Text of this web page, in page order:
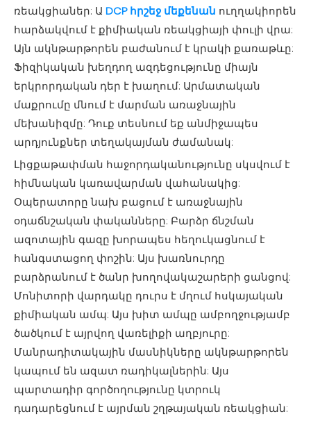
ռեակցիաներ: Ա DCP հրշեջ մեքենան ուղղակիորեն
հարձակվում է քիմիական ռեակցիայի փուլի վրա:
Այն ակնթարթորեն բաժանում է կրակի քառաթևը:
Ֆիզիկական խեղդող ազդեցությունը միայն
երկրորդական դեր է խաղում: Արմատական ​​
մաքրումը մնում է մարման առաջնային
մեխանիզմը: Դուք տեսնում եք անմիջապես
արդյունքներ տեղակայման ժամանակ:
Լիցքաթափման հաջորդականությունը սկսվում է
հիմնական կառավարման վահանակից:
Օպերատորը նախ բացում է առաջնային
օդաճնշական փականները: Բարձր ճնշման
ազոտային գազը խորապես հեղուկացնում է
հանգստացող փոշին: Այս խառնուրդը
բարձրանում է ծանր խողովակաշարերի ցանցով:
Մոնիտորի վարդակը դուրս է մղում հսկայական
քիմիական ամպ: Այս խիտ ամպը ամբողջությամբ
ծածկում է այրվող վառելիքի աղբյուրը:
Մանրադիտակային մասնիկները ակնթարթորեն
կապում են ազատ ռադիկալներին: Այս
պարտադիր գործողությունը կտրուկ
դադարեցնում է այրման շղթայական ռեակցիան: